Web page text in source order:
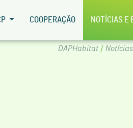
COOPERAÇÃO NOTÍCIAS E
DAPHabitat/